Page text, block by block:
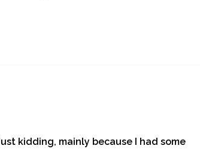
kidding, mainly because I had some